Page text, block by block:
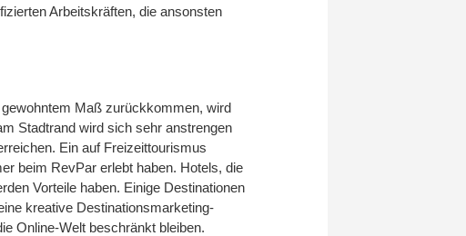
Arbeitskräften, die ansonsten
Maß zurückkommen, wird
Stadtrand wird sich sehr anstrengen
Ein auf Freizeittourismus
beim RevPar erlebt haben. Hotels, die
Vorteile haben. Einige Destinationen
kreative Destinationsmarketing-
Online-Welt beschränkt bleiben.